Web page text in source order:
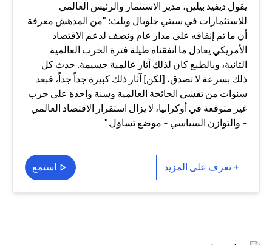
يقول ديفيد بيلين، مدير الاستثمار والرئيس العالمي
للاستثمارات في سيتي جلوبال ويلث: "من المدهش معرفة
أن ما تم إنفاقه على مدار عام ونصف لدعم الاقتصاد
الأمريكي يعادل ما أنفقناه طيلة فترة الحرب العالمية
الثانية، وبالطبع كان لذلك آثار عالمية جسيمة. حدث كل
ذلك بسرعة لا تصدق، [لكن] آثار ذلك كبيرة جداً جداً، فبعد
سنوات من تفشي الجائحة العالمية وسنة واحدة على حرب
غير متوقعة في أوكرانيا، لا يزال استقرار الاقتصاد العالمي
- والتوازن السياسي - موضع تساؤل."
+ تعرف على المزيد استمع